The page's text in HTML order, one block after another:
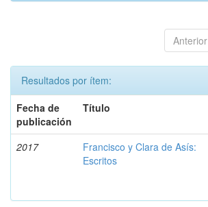
Anterior
Resultados por ítem:
Fecha de
publicación
Título
2017
Francisco y Clara de Asís:
Escritos